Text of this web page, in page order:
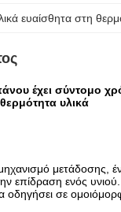
ευαίσθητα στη
έχει σύντομο
υλικά
μετάδοσης,
επίδραση ενός
οδηγήσει σε